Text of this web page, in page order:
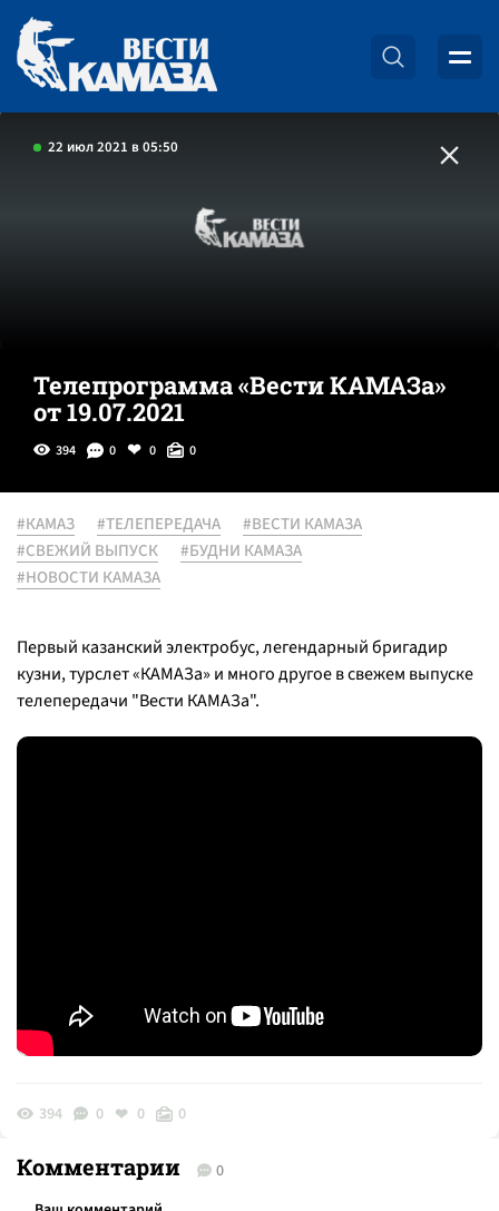
22 июл 2021 в 05:50
Телепрограмма «Вести КАМАЗа»
от 19.07.2021
394 0 0 0
#КАМАЗ #ТЕЛЕПЕРЕДАЧА
#ВЕСТИ КАМАЗА
#СВЕЖИЙ ВЫПУСК
#БУДНИ КАМАЗА
#НОВОСТИ КАМАЗА
Первый казанский электробус, легендарный бригадир
кузни, турслет «КАМАЗа» и много другое в свежем выпуске
телепередачи "Вести КАМАЗа".
394 0 0 0
Комментарии 0